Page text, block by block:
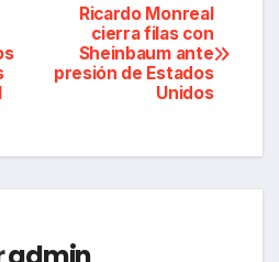
Ricardo Monreal
cierra filas con
Sheinbaum ante
presión de Estados
Unidos